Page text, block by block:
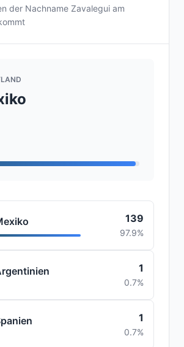
der Nachname Zavalegui am
139
97.9%
1
0.7%
1
0.7%